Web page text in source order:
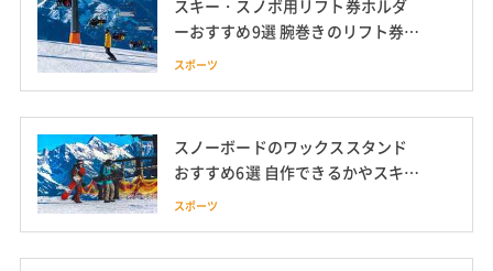
スキー・スノボ用リフト券ホルダ
ーおすすめ9選 腕巻きのリフト券入
れも紹介
スポーツ
スノーボードのワックススタンド
おすすめ6選 自作できるかやスキー
に使える商品も紹介
スポーツ